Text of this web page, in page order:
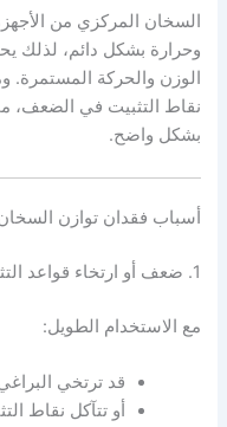
السخان المركزي من
وحرارة بشكل دائم، لذلك
الوزن والحركة المستمرة.
نقاط التثبيت في الضعف،
بشكل واضح.
أسباب فقدان توازن
1. ضعف أو ارتخاء قواعد التثبيت
مع الاستخدام الطويل:
قد ترتخي
أو تتآكل نقاط